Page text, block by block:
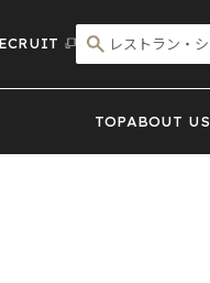
TOPABOUT US